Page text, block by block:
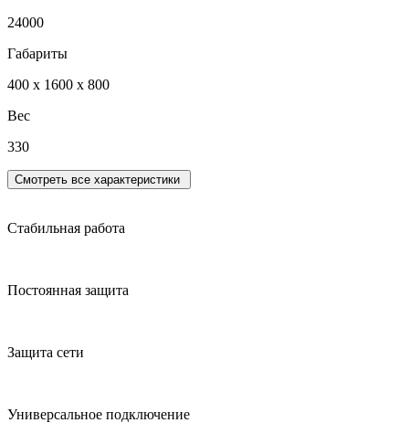
24000
Габариты
400 х 1600 х 800
Вес
330
Смотреть все характеристики
Стабильная работа
Постоянная защита
Защита сети
Универсальное подключение